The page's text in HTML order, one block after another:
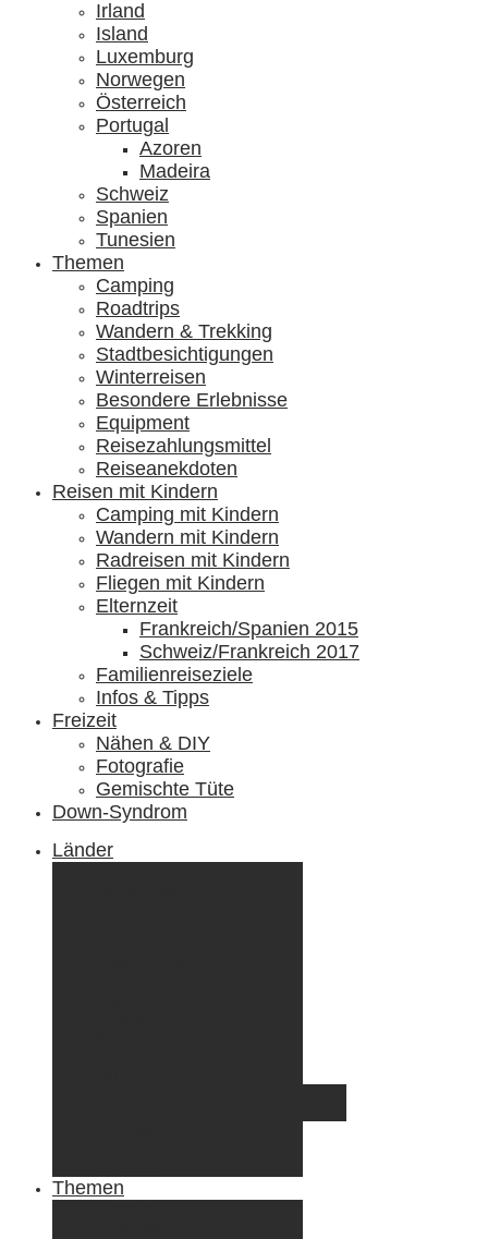
Irland
Island
Luxemburg
Norwegen
Österreich
Portugal
Azoren
Madeira
Schweiz
Spanien
Tunesien
Themen
Camping
Roadtrips
Wandern & Trekking
Stadtbesichtigungen
Winterreisen
Besondere Erlebnisse
Equipment
Reisezahlungsmittel
Reiseanekdoten
Reisen mit Kindern
Camping mit Kindern
Wandern mit Kindern
Radreisen mit Kindern
Fliegen mit Kindern
Elternzeit
Frankreich/Spanien 2015
Schweiz/Frankreich 2017
Familienreiseziele
Infos & Tipps
Freizeit
Nähen & DIY
Fotografie
Gemischte Tüte
Down-Syndrom
Länder
Themen